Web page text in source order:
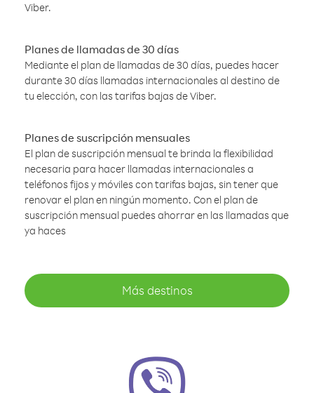
Viber.
Planes de llamadas de 30 días
Mediante el plan de llamadas de 30 días, puedes hacer
durante 30 días llamadas internacionales al destino de
tu elección, con las tarifas bajas de Viber.
Planes de suscripción mensuales
El plan de suscripción mensual te brinda la flexibilidad
necesaria para hacer llamadas internacionales a
teléfonos fijos y móviles con tarifas bajas, sin tener que
renovar el plan en ningún momento. Con el plan de
suscripción mensual puedes ahorrar en las llamadas que
ya haces
Más destinos